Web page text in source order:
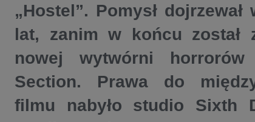
„Hostel”. Pomysł
lat, zanim w końcu został
nowej wytwórni
Section. Prawa do
filmu nabyło studio Sixth